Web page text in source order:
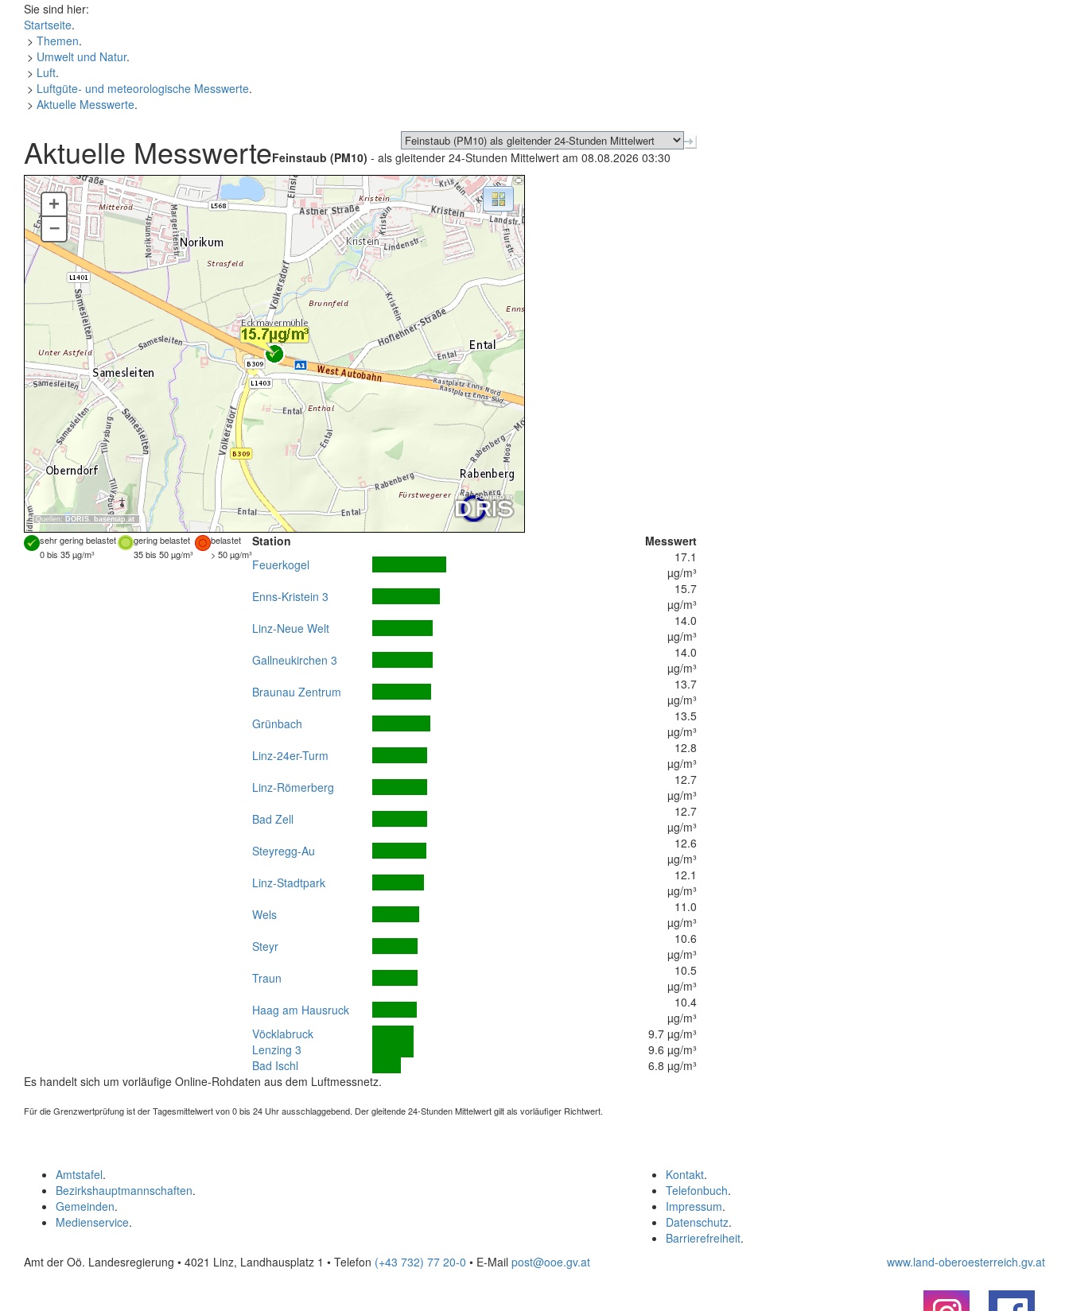
Sie sind hier:
Startseite.
> Themen.
> Umwelt und Natur.
> Luft.
> Luftgüte- und meteorologische Messwerte.
> Aktuelle Messwerte.
Aktuelle MesswerteFeinstaub (PM10) - als gleitender 24-Stunden Mittelwert am 08.08.2026 03:30
Quellen: DORIS, basemap.at
+
–
sehr gering belastet gering belastet
belastet
0 bis 35 µg/m³
35 bis 50 µg/m³ > 50 µg/m³
Station
Messwert
Feuerkogel
17.1
µg/m³
Enns-Kristein 3
15.7
µg/m³
Linz-Neue Welt
14.0
µg/m³
Gallneukirchen 3
14.0
µg/m³
Braunau Zentrum
13.7
µg/m³
Grünbach
13.5
µg/m³
Linz-24er-Turm
12.8
µg/m³
Linz-Römerberg
12.7
µg/m³
Bad Zell
12.7
µg/m³
Steyregg-Au
12.6
µg/m³
Linz-Stadtpark
12.1
µg/m³
Wels
11.0
µg/m³
Steyr
10.6
µg/m³
Traun
10.5
µg/m³
Haag am Hausruck
10.4
µg/m³
Vöcklabruck
9.7 µg/m³
Lenzing 3
9.6 µg/m³
Bad Ischl
6.8 µg/m³
Es handelt sich um vorläufige Online-Rohdaten aus dem Luftmessnetz.
Für die Grenzwertprüfung ist der Tagesmittelwert von 0 bis 24 Uhr ausschlaggebend. Der gleitende 24-Stunden Mittelwert gilt als vorläufiger Richtwert.
Kontakt.
Telefonbuch.
Impressum.
Datenschutz.
Barrierefreiheit.
Amtstafel.
Bezirkshauptmannschaften.
Gemeinden.
Medienservice.
Amt der Oö. Landesregierung • 4021 Linz, Landhausplatz 1 • Telefon (+43 732) 77 20-0 • E-Mail post@ooe.gv.at www.land-oberoesterreich.gv.at